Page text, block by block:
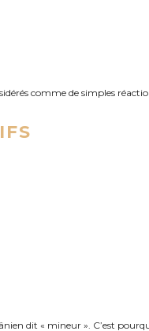
comme de simples
dit « mineur ». C’est